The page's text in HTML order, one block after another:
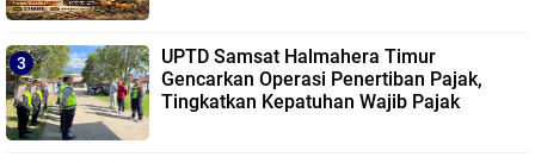
UPTD Samsat Halmahera Timur
Gencarkan Operasi Penertiban Pajak,
Tingkatkan Kepatuhan Wajib Pajak